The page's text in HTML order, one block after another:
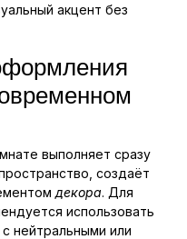
акцент без
выполняет сразу
создаёт
декора. Для
использовать
нейтральными или